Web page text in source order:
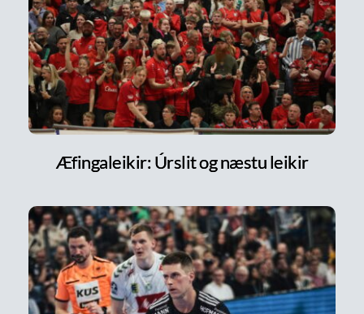
Æfingaleikir: Úrslit og næstu leikir